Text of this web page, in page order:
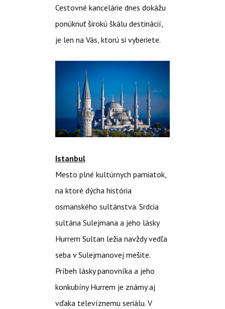
Cestovné kancelárie dnes dokážu
ponúknuť širokú škálu destinácií,
je len na Vás, ktorú si vyberiete.
Istanbul
Mesto plné kultúrnych pamiatok,
na ktoré dýcha história
osmanského sultánstva. Srdcia
sultána Sulejmana a jeho lásky
Hurrem Sultan ležia navždy vedľa
seba v Sulejmanovej mešite.
Príbeh lásky panovníka a jeho
konkubíny Hurrem je známy aj
vďaka televíznemu seriálu. V